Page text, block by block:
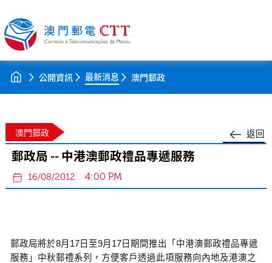
公開資訊 最新消息 澳門郵政
返回
澳門郵政
郵政局 -- 中港澳郵政禮品專遞服務
16/08/2012 4:00 PM
郵政局將於8月17日至9月17日期間推出「中港澳郵政禮品專遞
服務」中秋郵禮系列，方便客戶透過此項服務向內地及港澳之